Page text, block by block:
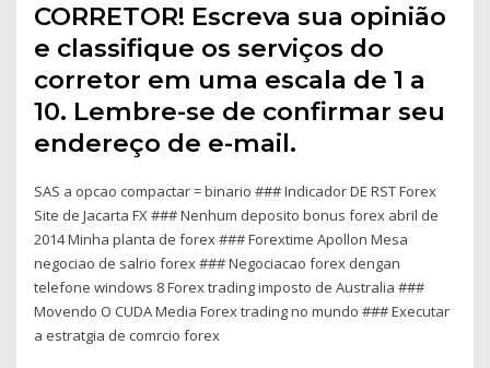
CORRETOR! Escreva sua opinião
e classifique os serviços do
corretor em uma escala de 1 a
10. Lembre-se de confirmar seu
endereço de e-mail.
SAS a opcao compactar = binario ### Indicador DE RST Forex
Site de Jacarta FX ### Nenhum deposito bonus forex abril de
2014 Minha planta de forex ### Forextime Apollon Mesa
negociao de salrio forex ### Negociacao forex dengan
telefone windows 8 Forex trading imposto de Australia ###
Movendo O CUDA Media Forex trading no mundo ### Executar
a estratgia de comrcio forex